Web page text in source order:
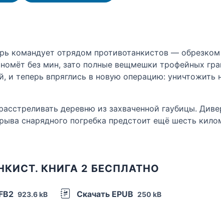
командует отрядом противотанкистов — обрезком
без мин, зато полные вещмешки трофейных
и теперь впряглись в новую операцию: уничтожить
деревню из захваченной гаубицы.
снарядного погребка предстоит ещё шесть
КНИГА 2 БЕСПЛАТНО
923.6 kB Скачать EPUB 250 kB